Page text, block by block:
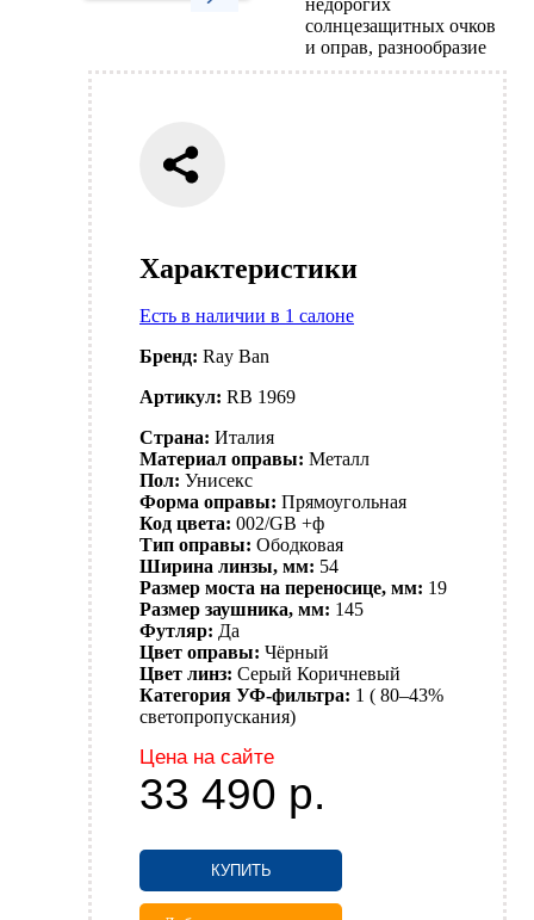
Характеристики
Есть в наличии в 1 салоне
Бренд: Ray Ban
Артикул: RB 1969
Страна: Италия
Материал оправы: Металл
Пол: Унисекс
Форма оправы: Прямоугольная
Код цвета: 002/GB +ф
Тип оправы: Ободковая
Ширина линзы, мм: 54
Размер моста на переносице, мм: 19
Размер заушника, мм: 145
Футляр: Да
Цвет оправы: Чёрный
Цвет линз: Серый Коричневый
Категория УФ-фильтра: 1 ( 80–43%
светопропускания)
Цена на сайте
33 490 р.
КУПИТЬ
недорогих
солнцезащитных очков
и оправ, разнообразие